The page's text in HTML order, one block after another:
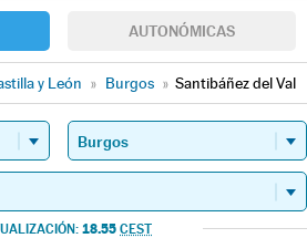
AUTONÓMICAS
y León » Burgos » Santibáñez del Val
18.55 CEST